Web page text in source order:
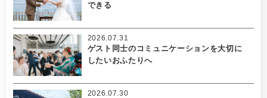
できる
ゲスト同士のコミュニケーションを大切に
したいおふたりへ
2026.07.31
2026.07.30